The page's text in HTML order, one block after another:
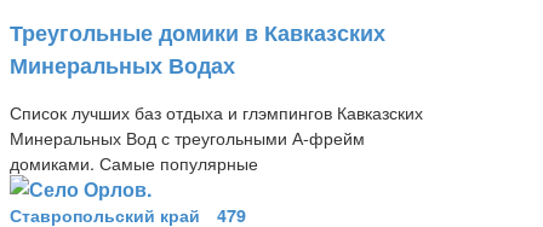
Треугольные домики в Кавказских
Минеральных Водах
Список лучших баз отдыха и глэмпингов Кавказских
Минеральных Вод с треугольными А-фрейм
домиками. Самые популярные
Ставропольский край 479